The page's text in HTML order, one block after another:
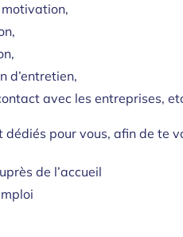
d’entretien,
avec les entreprises,
dédiés pour vous, afin de te
de l’accueil